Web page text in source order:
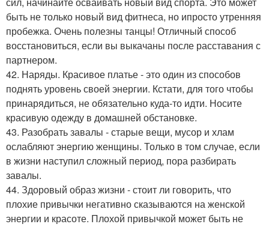
быть не только новый вид фитнеса, но ипросто утренняя
пробежка. Очень полезны танцы! Отличный способ
восстановиться, если вы выкачаны после расставания с
партнером.
42. Наряды. Красивое платье - это один из способов
поднять уровень своей энергии. Кстати, для того чтобы
принарядиться, не обязательно куда-то идти. Носите
красивую одежду в домашней обстановке.
43. Разобрать завалы - старые вещи, мусор и хлам
ослабляют энергию женщины. Только в том случае, если
в жизни наступил сложный период, пора разбирать
завалы.
44. Здоровый образ жизни - стоит ли говорить, что
плохие привычки негативно сказываются на женской
энергии и красоте. Плохой привычкой может быть не